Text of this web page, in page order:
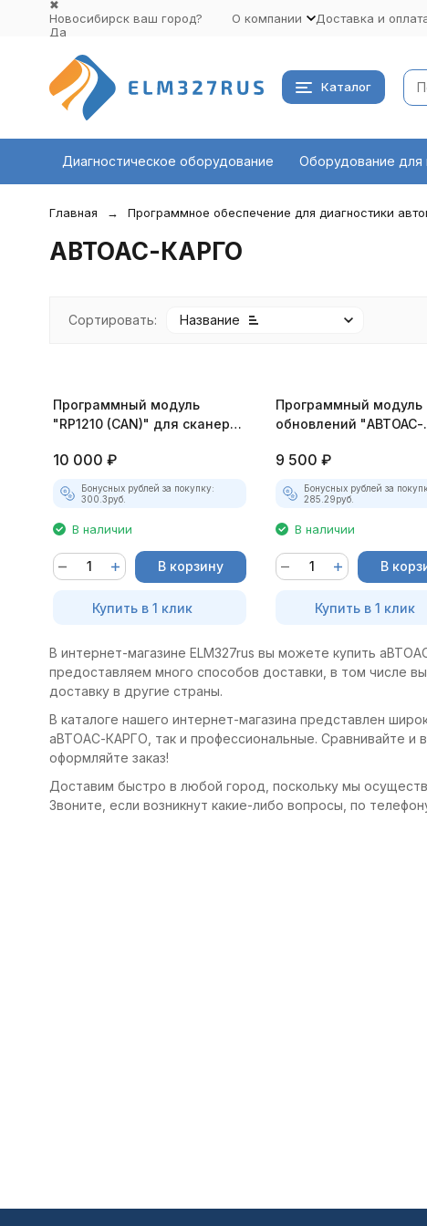
✖
Новосибирск ваш город?
Да
О компании Доставка и
Каталог
Диагностическое оборудование Оборудование для
Главная Программное обеспечение для диагностики
АВТОАС-КАРГО
Сортировать: Название
покупателей
Программный модуль
"RP1210 (CAN)" для сканера
10 000 ₽
Бонусных рублей за покупку:
300.3руб.
В наличии
В корзину
Купить в 1 клик
Программный модуль
обновлений "АВТОАС-
9 500 ₽
Бонусных рублей за
285.29руб.
В наличии
В
Купить в 1 клик
В интернет-магазине ELM327rus вы можете купить
предоставляем много способов доставки, в том числе
доставку в другие страны.
В каталоге нашего интернет-магазина представлен
аВТОАС-КАРГО, так и профессиональные. Сравнивайте и
оформляйте заказ!
Доставим быстро в любой город, поскольку мы
Звоните, если возникнут какие-либо вопросы, по